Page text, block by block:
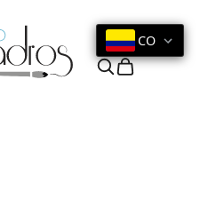
CO
Buscar
Cesta